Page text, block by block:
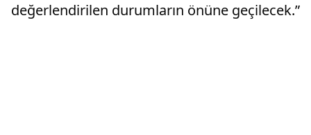
değerlendirilen durumların önüne geçilecek.”